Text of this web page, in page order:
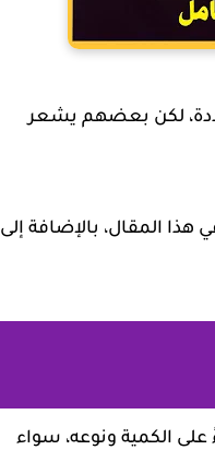
لكن بعضهم يشعر
المقال، بالإضافة إلى
على الكمية ونوعه، سواء